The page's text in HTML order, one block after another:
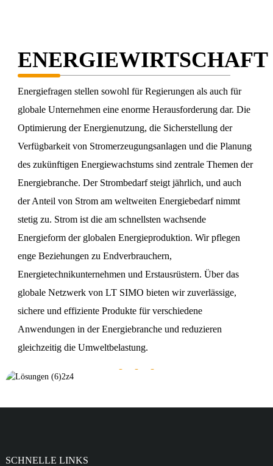
ENERGIEWIRTSCHAFT
Energiefragen stellen sowohl für Regierungen als auch für
globale Unternehmen eine enorme Herausforderung dar. Die
Optimierung der Energienutzung, die Sicherstellung der
Verfügbarkeit von Stromerzeugungsanlagen und die Planung
des zukünftigen Energiewachstums sind zentrale Themen der
Energiebranche. Der Strombedarf steigt jährlich, und auch
der Anteil von Strom am weltweiten Energiebedarf nimmt
stetig zu. Strom ist die am schnellsten wachsende
Energieform der globalen Energieproduktion. Wir pflegen
enge Beziehungen zu Endverbrauchern,
Energietechnikunternehmen und Erstausrüstern. Über das
globale Netzwerk von LT SIMO bieten wir zuverlässige,
sichere und effiziente Produkte für verschiedene
Anwendungen in der Energiebranche und reduzieren
gleichzeitig die Umweltbelastung.
SCHNELLE LINKS